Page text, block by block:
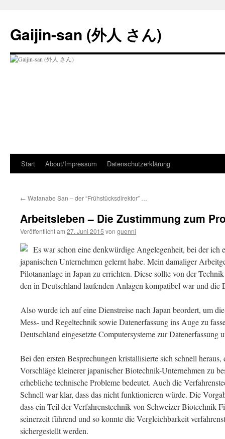
springen
Gaijin-san (外人 さん)
Start About/Impressum Datenschutzerklärung
← Watanabe San – der “Frühstücksdirektor” …
Arbeitsleben – Die Zustimmung zum
Veröffentlicht am 27. Juni 2015 von guenni
Es war schon eine denkwürdige Angelegenheit, bei der ich
japanischen Unternehmen gelernt habe. Mein damaliger
Pilotananlage in Japan zu errichten. Diese sollte von der
den in Deutschland laufenden Anlagen kompatibel war und die
Also wurde ich auf eine Dienstreise nach Japan beordert, um
Mess- und Regeltechnik sowie Datenerfassung ins Auge zu
Deutschland eingesetzte Computersysteme zur Datenerfassung
Bei den ersten Besprechungen kristallisierte sich schnell
Vorschläge kleinerer japanischer Biotechnik-Unternehmen zu
erhebliche technische Probleme bedeutet. Auch die
Schnell war klar, dass das nicht funktionieren würde. Die
dass ein Teil der Verfahrenstechnik von Schweizer Biotechnik-
seinerzeit führend und so konnte die Vergleichbarkeit
sichergestellt werden.